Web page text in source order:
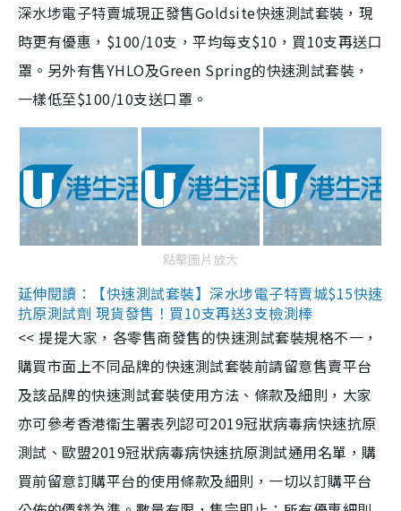
深水埗電子特賣城現正發售Goldsite快速測試套裝，現
時更有優惠，$100/10支，平均每支$10，買10支再送口
罩。另外有售YHLO及Green Spring的快速測試套裝，
一樣低至$100/10支送口罩。
點擊圖片放大
延伸閱讀：【快速測試套裝】深水埗電子特賣城$15快速
抗原測試劑 現貨發售！買10支再送3支檢測棒
<< 提提大家，各零售商發售的快速測試套裝規格不一，
購買市面上不同品牌的快速測試套裝前請留意售賣平台
及該品牌的快速測試套裝使用方法、條款及細則，大家
亦可參考香港衞生署表列認可2019冠狀病毒病快速抗原
測試、歐盟2019冠狀病毒病快速抗原測試通用名單，購
買前留意訂購平台的使用條款及細則，一切以訂購平台